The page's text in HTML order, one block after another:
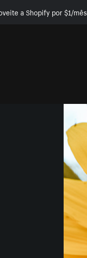
a Shopify por $1/